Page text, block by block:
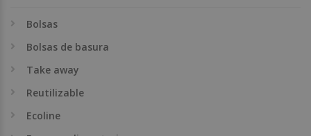
Bolsas
Bolsas de basura
Take away
Reutilizable
Ecoline